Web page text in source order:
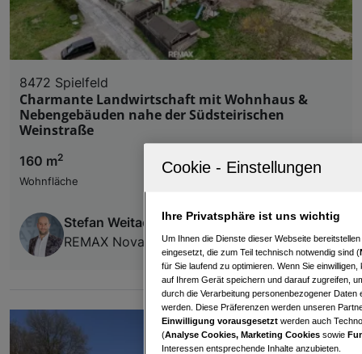
8472 Spielfeld
Charmante Landwirtschaft mit Wohnhaus &
Nebengebäuden nahe der Südsteirischen
Weinstraße
160 m2
Wohnfläche
Stefan Weitacher
REMAX Nova
Ihre Privatsphäre ist uns wichtig
Um Ihnen die Dienste dieser Webseite
eingesetzt, die zum Teil technisch notwendig sind (
für Sie laufend zu optimieren. Wenn Sie
auf Ihrem Gerät speichern und darauf zugreifen,
durch die Verarbeitung personenbezogener
werden. Diese Präferenzen werden unseren
Einwilligung vorausgesetzt werden auch
(Analyse Cookies, Marketing Cookies sowie
Interessen entsprechende Inhalte anzubieten.